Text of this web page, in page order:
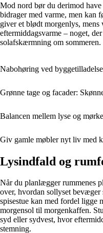
Mod nord bør du derimod
bidrager med varme, men kan
giver et blødt morgenlys,
eftermiddagsvarme – noget,
solafskærmning om sommeren.
Nabohøring ved
Grønne tage og facader:
Balancen mellem lyse og
Giv gamle møbler nyt liv med
Lysindfald og
Når du planlægger rummenes
over, hvordan sollyset
spisestue kan med fordel ligge
morgensol til morgenkaffen.
syd eller sydvest, hvor
stemning.